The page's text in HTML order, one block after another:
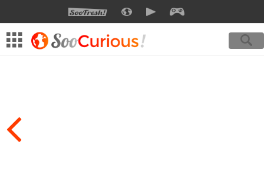
SOOFRESHSOOCURIOUSSOOMOTION